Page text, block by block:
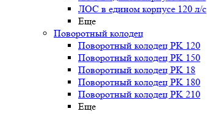
ЛОС в едином корпусе 120 л/с
Еще
Поворотный колодец
Поворотный колодец PK 120
Поворотный колодец PK 150
Поворотный колодец PK 18
Поворотный колодец PK 180
Поворотный колодец PK 210
Еще